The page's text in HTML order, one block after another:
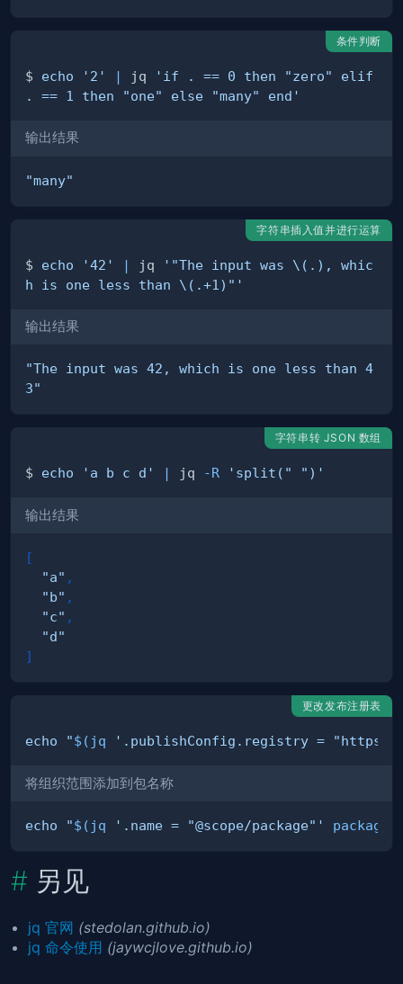
条件判断
$ echo '2' | jq
'if . == 0 then "zero" elif
. == 1 then "one" else "many" end'
输出结果
"many"
字符串插入值并进行运算
$ echo '42' | jq
'"The input was \(.), whic
h is one less than \(.+1)"'
输出结果
"The input was 42, which is one less than 4
3"
字符串转 JSON 数组
$ echo 'a b c d' | jq -R 'split(" ")'
输出结果
[
"a" ,
"b" ,
"c" ,
"d"
]
更改发布注册表
echo "$( jq '.publishConfig.registry = "https://
将组织范围添加到包名称
echo "$( jq '.name = "@scope/package"'
另见
jq 官网 (stedolan.github.io)
jq 命令使用 (jaywcjlove.github.io)